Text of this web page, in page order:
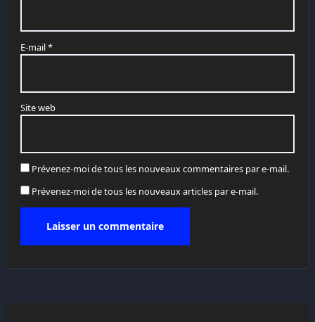
E-mail*
Site web
Prévenez-moi de tous les nouveaux commentaires par e-mail.
Prévenez-moi de tous les nouveaux articles par e-mail.